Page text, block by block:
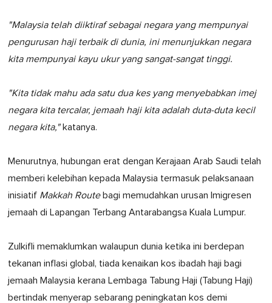
"Malaysia telah diiktiraf sebagai negara yang mempunyai
pengurusan haji terbaik di dunia, ini menunjukkan negara
kita mempunyai kayu ukur yang sangat-sangat tinggi.
"Kita tidak mahu ada satu dua kes yang menyebabkan imej
negara kita tercalar, jemaah haji kita adalah duta-duta kecil
negara kita," katanya.
Menurutnya, hubungan erat dengan Kerajaan Arab Saudi telah
memberi kelebihan kepada Malaysia termasuk pelaksanaan
inisiatif Makkah Routebagi memudahkan urusan Imigresen
jemaah di Lapangan Terbang Antarabangsa Kuala Lumpur.
Zulkifli memaklumkan walaupun dunia ketika ini berdepan
tekanan inflasi global, tiada kenaikan kos ibadah haji bagi
jemaah Malaysia kerana Lembaga Tabung Haji (Tabung Haji)
bertindak menyerap sebarang peningkatan kos demi